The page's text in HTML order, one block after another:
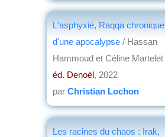
L'asphyxie, Raqqa chronique
d'une apocalypse / Hassan
Hammoud et Céline Martelet
éd. Denoël, 2022
par Christian Lochon
Les racines du chaos : Irak,